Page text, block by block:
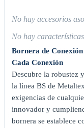
No hay accesorios
No hay
Bornera de
Cada Conexión
Descubre la robustez
la línea BS de
exigencias de
innovador y
bornera se establece